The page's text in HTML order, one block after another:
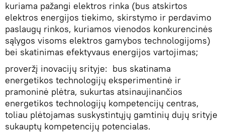
kuriama pažangi elektros rinka (bus atskirtos
elektros energijos tiekimo, skirstymo ir perdavimo
paslaugų rinkos, kuriamos vienodos konkurencinės
sąlygos visoms elektros gamybos technologijoms)
bei skatinimas efektyvaus energijos vartojimas;
proveržį inovacijų srityje: bus skatinama
energetikos technologijų eksperimentinė ir
pramoninė plėtra, sukurtas atsinaujinančios
energetikos technologijų kompetencijų centras,
toliau plėtojamas suskystintųjų gamtinių dujų srityje
sukauptų kompetencijų potencialas.